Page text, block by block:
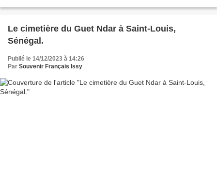
Le cimetière du Guet Ndar à Saint-Louis,
Sénégal.
Publié le 14/12/2023 à 14:26
Par Souvenir Français Issy